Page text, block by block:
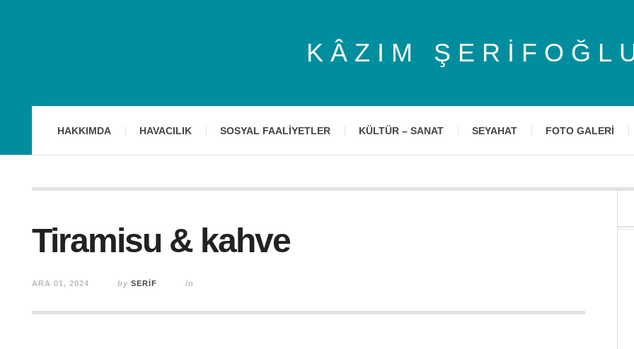
KÂZIM
HAKKIMDA HAVACILIK SOSYAL FAALIYETLER KÜLTÜR – SANAT SEYAHAT FOTO GALERI
Tiramisu & kahve
ARA 01, 2024 by SERIF in